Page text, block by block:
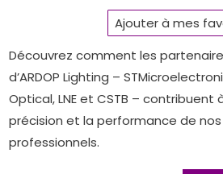
Ajouter à mes
Découvrez comment les
d’ARDOP Lighting –
Optical, LNE et CSTB – contribuent
précision et la performance de nos
professionnels.